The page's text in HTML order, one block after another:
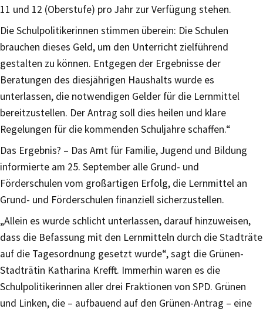
11 und 12 (Oberstufe) pro Jahr zur Verfügung stehen.
Die Schulpolitikerinnen stimmen überein: Die Schulen
brauchen dieses Geld, um den Unterricht zielführend
gestalten zu können. Entgegen der Ergebnisse der
Beratungen des diesjährigen Haushalts wurde es
unterlassen, die notwendigen Gelder für die Lernmittel
bereitzustellen. Der Antrag soll dies heilen und klare
Regelungen für die kommenden Schuljahre schaffen.“
Das Ergebnis? – Das Amt für Familie, Jugend und Bildung
informierte am 25. September alle Grund- und
Förderschulen vom großartigen Erfolg, die Lernmittel an
Grund- und Förderschulen finanziell sicherzustellen.
„Allein es wurde schlicht unterlassen, darauf hinzuweisen,
dass die Befassung mit den Lernmitteln durch die Stadträte
auf die Tagesordnung gesetzt wurde“, sagt die Grünen-
Stadträtin Katharina Krefft. Immerhin waren es die
Schulpolitikerinnen aller drei Fraktionen von SPD. Grünen
und Linken, die – aufbauend auf den Grünen-Antrag – eine